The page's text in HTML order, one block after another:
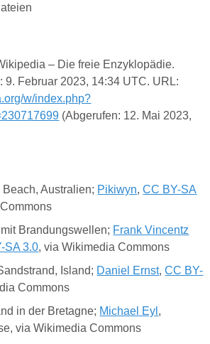
– Die freie Enzyklopädie.
9. Februar 2023, 14:34 UTC. URL:
w/index.php?
(Abgerufen: 12. Mai 2023,
Australien; Pikiwyn,CC BY-SA
Brandungswellen; Frank Vincentz
SA 3.0, via Wikimedia Commons
Island; Daniel Ernst,CC BY-
Commons
in der Bretagne; Michael Eyl ,
via Wikimedia Commons